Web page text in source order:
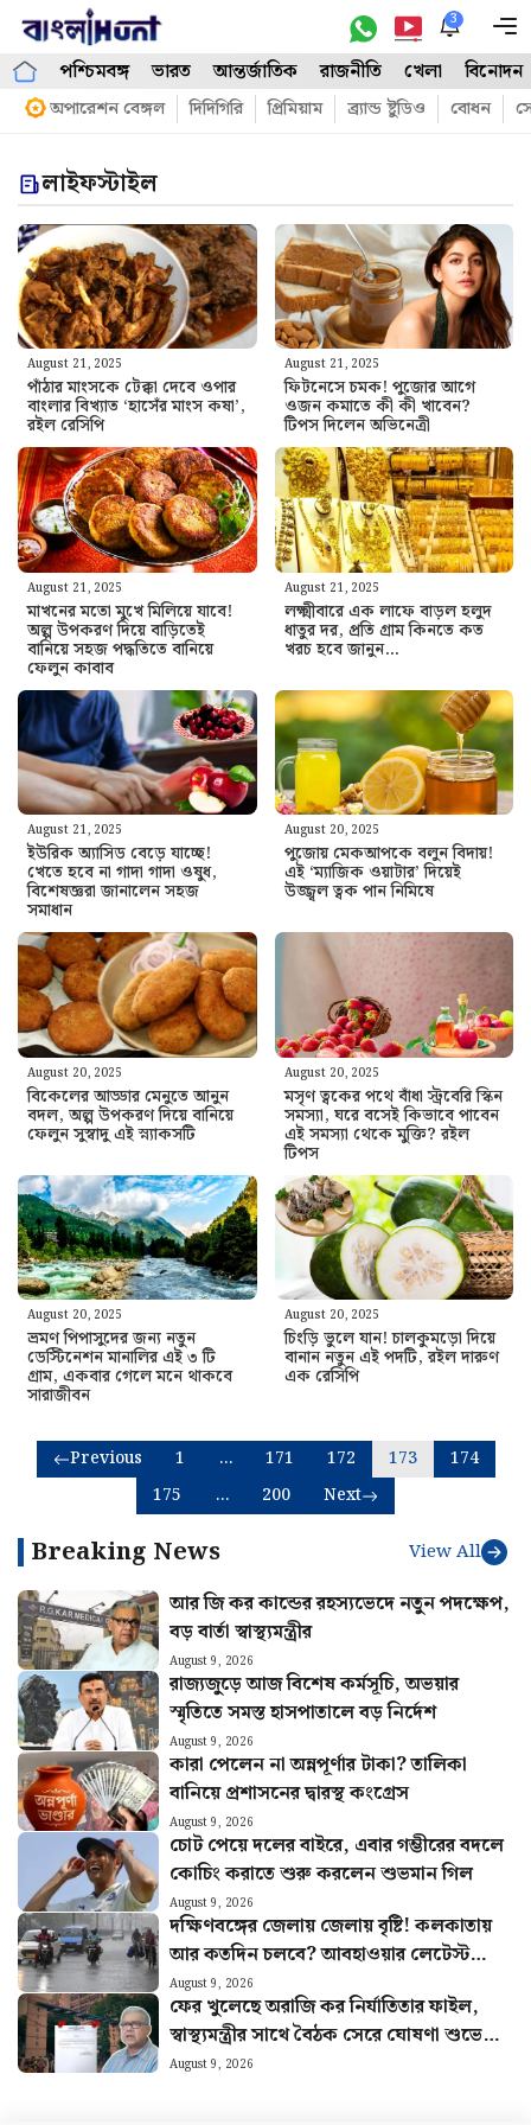
Skip
content
3
পশ্চিমবঙ্গ ভারত আন্তর্জাতিক রাজনীতি খেলা বিনোদন
অপারেশন বেঙ্গল দিদিগিরি প্রিমিয়াম ব্র্যান্ড ষ্টুডিও বোধন
লাইফস্টাইল
August 21, 2025
পাঁঠার মাংসকে টেক্কা দেবে ওপার
বাংলার বিখ্যাত ‘হাসেঁর মাংস কষা’,
রইল রেসিপি
August 21, 2025
ফিটনেসে চমক! পুজোর আগে
ওজন কমাতে কী কী খাবেন?
টিপস দিলেন অভিনেত্রী
August 21, 2025
মাখনের মতো মুখে মিলিয়ে যাবে!
অল্প উপকরণ দিয়ে বাড়িতেই
বানিয়ে সহজ পদ্ধতিতে বানিয়ে
ফেলুন কাবাব
August 21, 2025
লক্ষ্মীবারে এক লাফে বাড়ল হলুদ
ধাতুর দর, প্রতি গ্রাম কিনতে কত
খরচ হবে জানুন…
August 21, 2025
ইউরিক অ্যাসিড বেড়ে যাচ্ছে!
খেতে হবে না গাদা গাদা ওষুধ,
বিশেষজ্ঞরা জানালেন সহজ
সমাধান
August 20, 2025
পুজোয় মেকআপকে বলুন বিদায়!
এই ‘ম্যাজিক ওয়াটার’ দিয়েই
উজ্জ্বল ত্বক পান নিমিষে
August 20, 2025
বিকেলের আড্ডার মেনুতে আনুন
বদল, অল্প উপকরণ দিয়ে বানিয়ে
ফেলুন সুস্বাদু এই স্ন্যাকসটি
August 20, 2025
মসৃণ ত্বকের পথে বাঁধা স্ট্রবেরি স্কিন
সমস্যা, ঘরে বসেই কিভাবে পাবেন
এই সমস্যা থেকে মুক্তি? রইল
টিপস
August 20, 2025
ভ্রমণ পিপাসুদের জন্য নতুন
ডেস্টিনেশন মানালির এই ৩ টি
গ্ৰাম, একবার গেলে মনে থাকবে
সারাজীবন
August 20, 2025
চিংড়ি ভুলে যান! চালকুমড়ো দিয়ে
বানান নতুন এই পদটি, রইল দারুণ
এক রেসিপি
Previous 1 … 171 172 173
174
175
… 200 Next
Breaking News View All
আর জি কর কান্ডের রহস্যভেদে নতুন পদক্ষেপ,
বড় বার্তা স্বাস্থ্যমন্ত্রীর
August 9, 2026
রাজ্যজুড়ে আজ বিশেষ কর্মসূচি, অভয়ার
স্মৃতিতে সমস্ত হাসপাতালে বড় নির্দেশ
August 9, 2026
কারা পেলেন না অন্নপূর্ণার টাকা? তালিকা
বানিয়ে প্রশাসনের দ্বারস্থ কংগ্রেস
August 9, 2026
চোট পেয়ে দলের বাইরে, এবার গম্ভীরের বদলে
কোচিং করাতে শুরু করলেন শুভমান গিল
August 9, 2026
দক্ষিণবঙ্গের জেলায় জেলায় বৃষ্টি! কলকাতায়
আর কতদিন চলবে? আবহাওয়ার লেটেস্ট
আপডেট
August 9, 2026
ফের খুলেছে অরাজি কর নির্যাতিতার ফাইল,
স্বাস্থ্যমন্ত্রীর সাথে বৈঠক সেরে ঘোষণা শুভেন্দু
অধিকারীর
August 9, 2026